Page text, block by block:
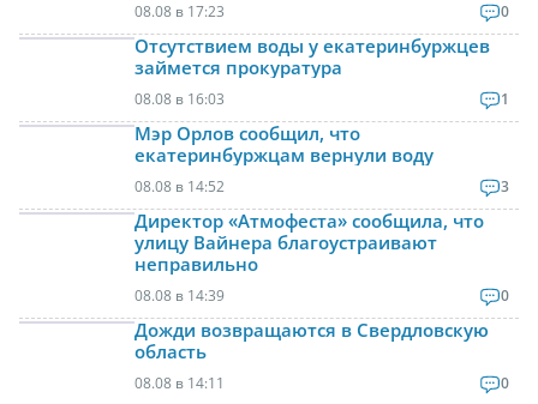
08.08 в 17:23 0
Отсутствием воды у екатеринбуржцев
займется прокуратура
08.08 в 16:03 1
Мэр Орлов сообщил, что
екатеринбуржцам вернули воду
08.08 в 14:52 3
Директор «Атмофеста» сообщила, что
улицу Вайнера благоустраивают
неправильно
08.08 в 14:39 0
Дожди возвращаются в Свердловскую
область
08.08 в 14:11 0